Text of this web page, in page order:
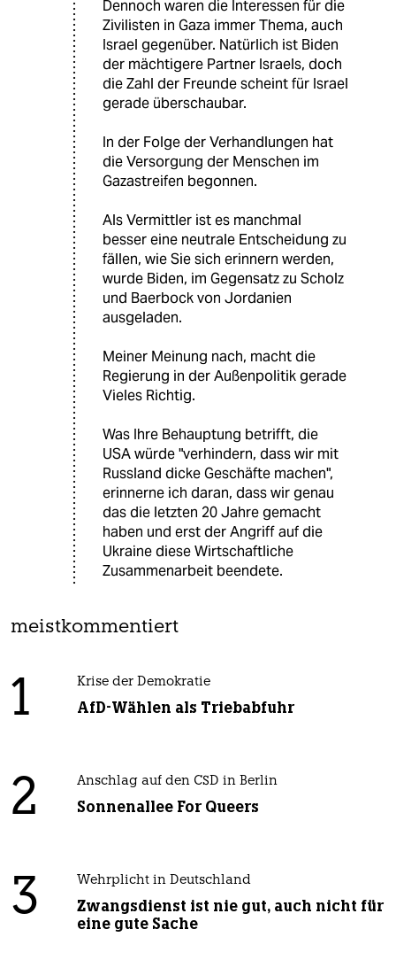
Dennoch waren die Interessen für die
Zivilisten in Gaza immer Thema, auch
Israel gegenüber. Natürlich ist Biden
der mächtigere Partner Israels, doch
die Zahl der Freunde scheint für Israel
gerade überschaubar.
In der Folge der Verhandlungen hat
die Versorgung der Menschen im
Gazastreifen begonnen.
Als Vermittler ist es manchmal
besser eine neutrale Entscheidung zu
fällen, wie Sie sich erinnern werden,
wurde Biden, im Gegensatz zu Scholz
und Baerbock von Jordanien
ausgeladen.
Meiner Meinung nach, macht die
Regierung in der Außenpolitik gerade
Vieles Richtig.
Was Ihre Behauptung betrifft, die
USA würde "verhindern, dass wir mit
Russland dicke Geschäfte machen",
erinnerne ich daran, dass wir genau
das die letzten 20 Jahre gemacht
haben und erst der Angriff auf die
Ukraine diese Wirtschaftliche
Zusammenarbeit beendete.
meistkommentiert
1 Krise der Demokratie
AfD-Wählen als Triebabfuhr
2 Anschlag auf den CSD in Berlin
Sonnenallee For Queers
3 Wehrplicht in Deutschland
Zwangsdienst ist nie gut, auch nicht für
eine gute Sache